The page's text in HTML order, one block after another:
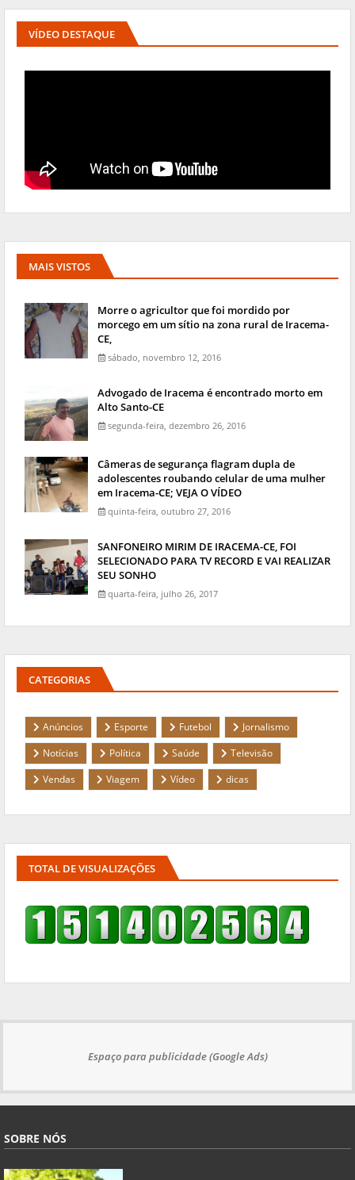
VÍDEO DESTAQUE
MAIS VISTOS
Morre o agricultor que foi mordido por
morcego em um sítio na zona rural de Iracema-
CE,
sábado, novembro 12, 2016
Advogado de Iracema é encontrado morto em
Alto Santo-CE
segunda-feira, dezembro 26, 2016
Câmeras de segurança flagram dupla de
adolescentes roubando celular de uma mulher
em Iracema-CE; VEJA O VÍDEO
quinta-feira, outubro 27, 2016
SANFONEIRO MIRIM DE IRACEMA-CE, FOI
SELECIONADO PARA TV RECORD E VAI REALIZAR
SEU SONHO
quarta-feira, julho 26, 2017
CATEGORIAS
Anúncios Esporte Futebol
Jornalismo
Notícias
Política Saúde
Televisão
Vendas
Viagem Vídeo dicas
TOTAL DE VISUALIZAÇÕES
Espaço para publicidade (Google Ads)
SOBRE NÓS